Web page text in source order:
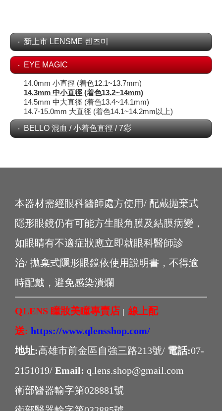
新上市 LENSME 렌즈미
EYE MAGIC
14.0mm 小直徑 (着色12.1~13.7mm)
14.3mm 中小直徑 (着色13.2~14mm)
14.5mm 中大直徑 (着色13.4~14.1mm)
14.7-15.0mm 大直徑 (着色14.1~14.2mm以上)
BELLO 混血 / 小着色直徑 / 7彩
本器材需經眼科醫師處方使用/ 配戴拋棄式
隱形眼鏡仍有可能方生眼角膜及結膜病變，
如眼睛有不適症狀應立即就眼科醫師診
治/ 拋棄式隱形眼鏡依使用說明書，不得逾
時配戴，避免感染潰爛
QLENS 瞳妝美瞳專賣店 | 線上配
送: https://www.qlensshop.com/
地址:高雄市前金區自強三路213號/ 電話:07-
2151019/ Email: q.lens.shop@gmail.com
衛部醫器輸字第028881號